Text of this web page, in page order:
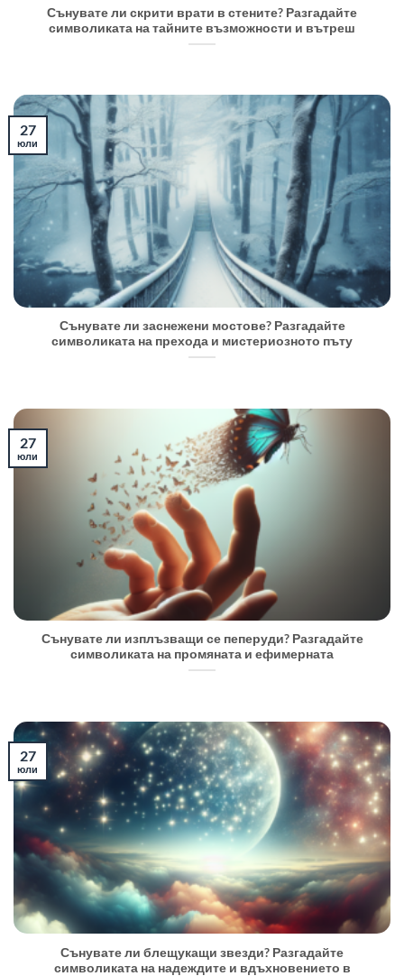
Сънувате ли скрити врати в стените? Разгадайте
символиката на тайните възможности и вътреш
Сънувате ли заснежени мостове? Разгадайте
символиката на прехода и мистериозното пъту
27
юли
Сънувате ли изплъзващи се пеперуди? Разгадайте
символиката на промяната и ефимерната
27
юли
Сънувате ли блещукащи звезди? Разгадайте
символиката на надеждите и вдъхновението в
27
юли